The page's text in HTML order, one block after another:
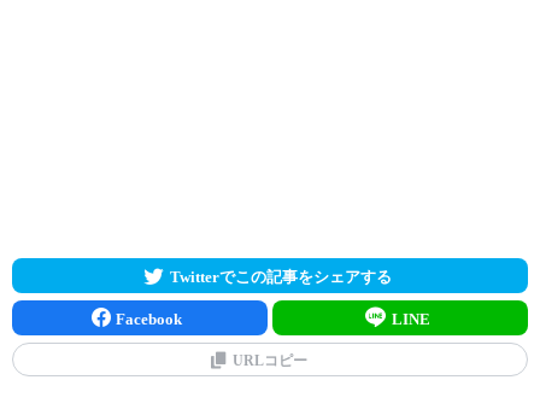
Twitterでこの記事をシェアする
Facebook LINE
URLコピー